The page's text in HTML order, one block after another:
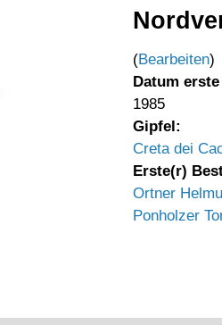
(Bearbeiten)
Datum
1985
Gipfel:
Creta dei
Erste(r)
Ortner
Ponholzer